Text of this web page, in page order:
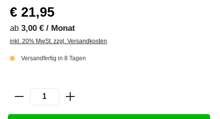
€ 21,95
ab 3,00 € / Monat
inkl. 20% MwSt. zzgl. Versandkosten
Versandfertig in 8 Tagen